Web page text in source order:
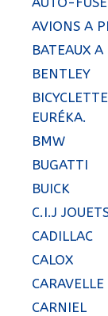
AVIONS A
BATEAUX A
BENTLEY
EURÉKA.
BMW
BUGATTI
BUICK
C.I.J
CADILLAC
CALOX
CARNIEL